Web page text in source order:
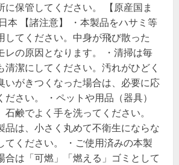
に保管してください。 【原産国ま
本 【諸注意】 ・本製品をハサミ等
してください。中身が飛び散った
レの原因となります。 ・清掃は毎
清潔にしてください。汚れがひどく
いがきつくなった場合は、必要に応
ださい。 ・ペットや用品（器具）
石鹸でよく手を洗ってください。
品は、小さく丸めて不衛生にならな
てください。 ・ご使用済みの本製
合は「可燃」「燃える」ゴミとして